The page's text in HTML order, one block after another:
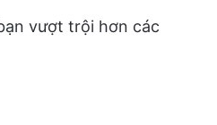
vượt trội hơn các